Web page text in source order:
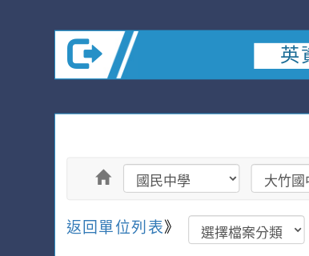
英
返回單位列表》